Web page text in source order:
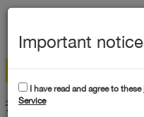
技術データ
Important notice
I have read and agree to these
Service